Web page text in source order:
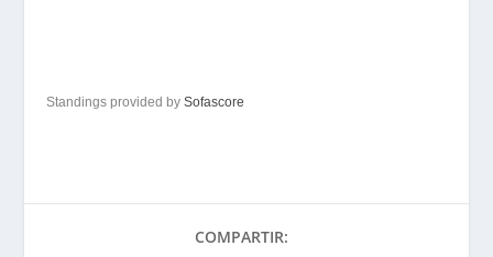
Standings provided bySofascore
COMPARTIR: